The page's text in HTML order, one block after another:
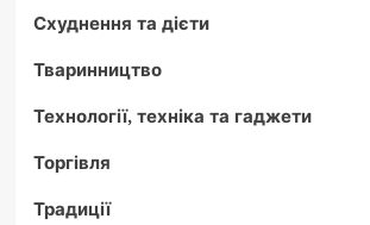
Схуднення та дієти
Тваринництво
Технології, техніка та гаджети
Торгівля
Традиції